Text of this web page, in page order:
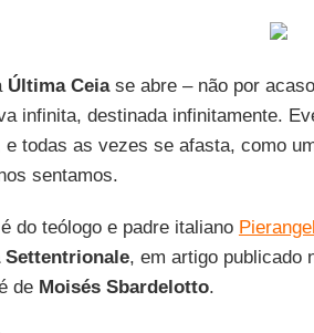
Última Ceiase abre – não por
infinita, destinada infinitamente.
todas as vezes se afasta, como
sentamos.
do teólogo e padre italiano
, em artigo publicado
de Moisés Sbardelotto.